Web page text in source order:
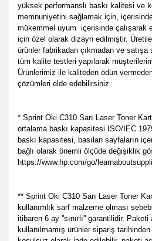
yüksek performanslı baskı kalitesi ve
memnuniyetini sağlamak için,
mükemmel uyum içerisinde çalışarak
için özel olarak dizayn edilmiştir.
ürünler fabrikadan çıkmadan ve
tüm kalite testleri yapılarak
Ürünlerimiz ile kaliteden ödün
çözümleri elde edebilirsiniz.
* Sprint Oki C310 Sarı Laser Toner
ortalama baskı kapasitesi ISO/IEC
baskı kapasitesi, basılan sayfaların
bağlı olarak önemli ölçüde değişiklik
https://www.hp.com/go/
** Sprint Oki C310 Sarı Laser Toner
kullanımlık sarf malzeme olması
itibaren 6 ay ''sınırlı'' garantilidir. Paketi
kullanılmamış ürünler sipariş